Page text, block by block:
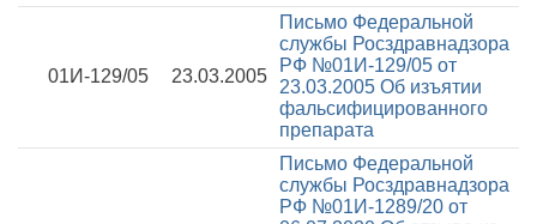
01И-129/05 23.03.2005
Письмо Федеральной
службы Росздравнадзора
РФ №01И-129/05 от
23.03.2005 Об изъятии
фальсифицированного
препарата
Письмо Федеральной
службы Росздравнадзора
РФ №01И-1289/20 от